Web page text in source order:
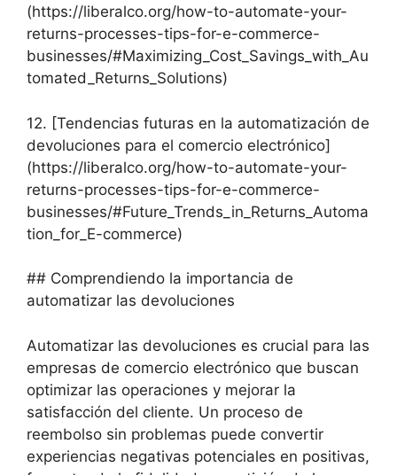
(https://liberalco.org/how-to-automate-your-
returns-processes-tips-for-e-commerce-
businesses/#Maximizing_Cost_Savings_with_Au
tomated_Returns_Solutions)
12. [Tendencias futuras en la automatización de
devoluciones para el comercio electrónico]
(https://liberalco.org/how-to-automate-your-
returns-processes-tips-for-e-commerce-
businesses/#Future_Trends_in_Returns_Automa
tion_for_E-commerce)
## Comprendiendo la importancia de
automatizar las devoluciones
Automatizar las devoluciones es crucial para las
empresas de comercio electrónico que buscan
optimizar las operaciones y mejorar la
satisfacción del cliente. Un proceso de
reembolso sin problemas puede convertir
experiencias negativas potenciales en positivas,